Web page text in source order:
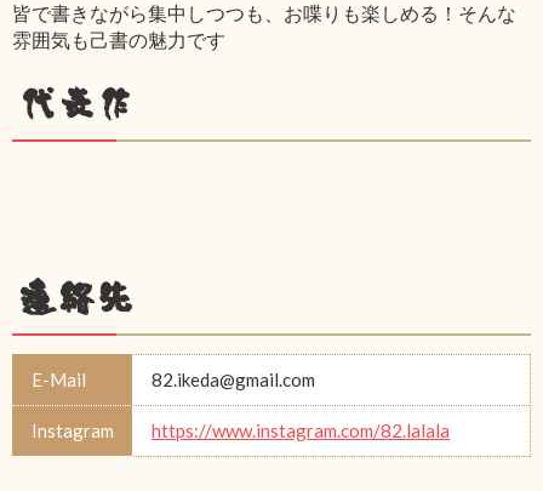
皆で書きながら集中しつつも、お喋りも楽しめる！そんな
雰囲気も己書の魅力です
代表作
連絡先
E-Mail 82.ikeda@gmail.com
Instagram https://www.instagram.com/82.lalala